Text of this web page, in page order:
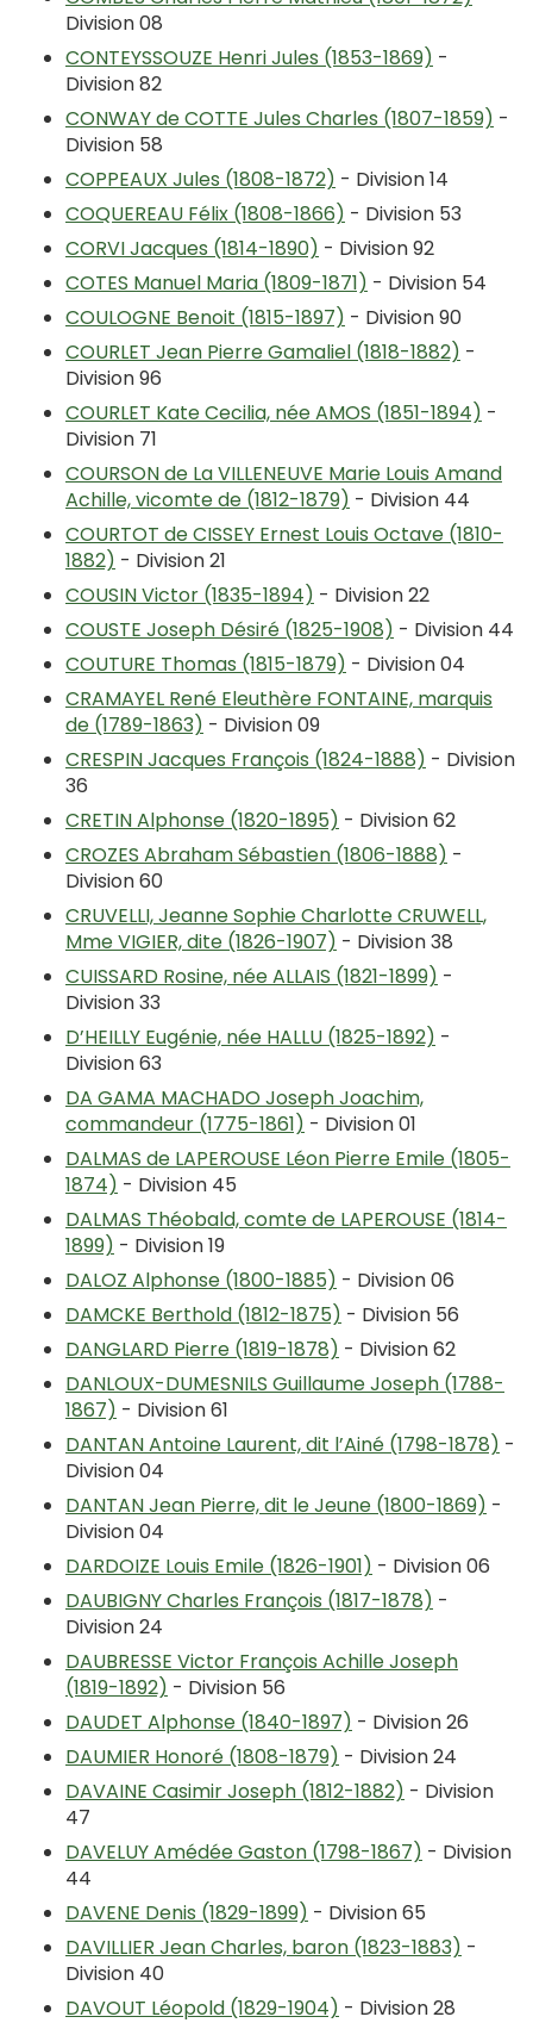
Division 08
CONTEYSSOUZE Henri Jules (1853-1869) -
Division 82
CONWAY de COTTE Jules Charles (1807-1859) -
Division 58
COPPEAUX Jules (1808-1872) - Division 14
COQUEREAU Félix (1808-1866) - Division 53
CORVI Jacques (1814-1890) - Division 92
COTES Manuel Maria (1809-1871) - Division 54
COULOGNE Benoit (1815-1897) - Division 90
COURLET Jean Pierre Gamaliel (1818-1882) -
Division 96
COURLET Kate Cecilia, née AMOS (1851-1894) -
Division 71
COURSON de La VILLENEUVE Marie Louis Amand
Achille, vicomte de (1812-1879) - Division 44
COURTOT de CISSEY Ernest Louis Octave (1810-
1882) - Division 21
COUSIN Victor (1835-1894) - Division 22
COUSTE Joseph Désiré (1825-1908) - Division 44
COUTURE Thomas (1815-1879) - Division 04
CRAMAYEL René Eleuthère FONTAINE, marquis
de (1789-1863) - Division 09
CRESPIN Jacques François (1824-1888) - Division
36
CRETIN Alphonse (1820-1895) - Division 62
CROZES Abraham Sébastien (1806-1888) -
Division 60
CRUVELLI, Jeanne Sophie Charlotte CRUWELL,
Mme VIGIER, dite (1826-1907) - Division 38
CUISSARD Rosine, née ALLAIS (1821-1899) -
Division 33
D’HEILLY Eugénie, née HALLU (1825-1892) -
Division 63
DA GAMA MACHADO Joseph Joachim,
commandeur (1775-1861) - Division 01
DALMAS de LAPEROUSE Léon Pierre Emile (1805-
1874) - Division 45
DALMAS Théobald, comte de LAPEROUSE (1814-
1899) - Division 19
DALOZ Alphonse (1800-1885) - Division 06
DAMCKE Berthold (1812-1875) - Division 56
DANGLARD Pierre (1819-1878) - Division 62
DANLOUX-DUMESNILS Guillaume Joseph (1788-
1867) - Division 61
DANTAN Antoine Laurent, dit l’Ainé (1798-1878) -
Division 04
DANTAN Jean Pierre, dit le Jeune (1800-1869) -
Division 04
DARDOIZE Louis Emile (1826-1901) - Division 06
DAUBIGNY Charles François (1817-1878) -
Division 24
DAUBRESSE Victor François Achille Joseph
(1819-1892) - Division 56
DAUDET Alphonse (1840-1897) - Division 26
DAUMIER Honoré (1808-1879) - Division 24
DAVAINE Casimir Joseph (1812-1882) - Division
47
DAVELUY Amédée Gaston (1798-1867) - Division
44
DAVENE Denis (1829-1899) - Division 65
DAVILLIER Jean Charles, baron (1823-1883) -
Division 40
DAVOUT Léopold (1829-1904) - Division 28